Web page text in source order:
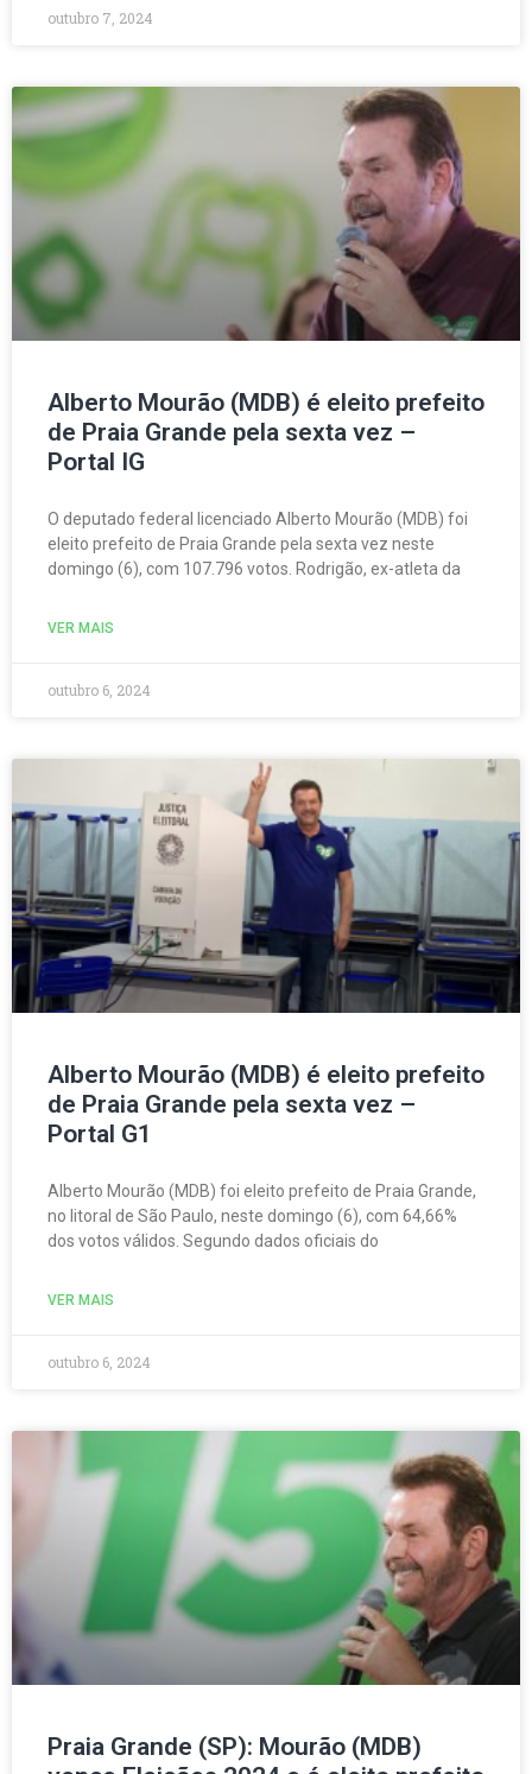
outubro 7, 2024
Alberto Mourão (MDB) é eleito prefeito
de Praia Grande pela sexta vez –
Portal IG
O deputado federal licenciado Alberto Mourão (MDB) foi
eleito prefeito de Praia Grande pela sexta vez neste
domingo (6), com 107.796 votos. Rodrigão, ex-atleta da
VER MAIS
outubro 6, 2024
Alberto Mourão (MDB) é eleito prefeito
de Praia Grande pela sexta vez –
Portal G1
Alberto Mourão (MDB) foi eleito prefeito de Praia Grande,
no litoral de São Paulo, neste domingo (6), com 64,66%
dos votos válidos. Segundo dados oficiais do
VER MAIS
outubro 6, 2024
Praia Grande (SP): Mourão (MDB)